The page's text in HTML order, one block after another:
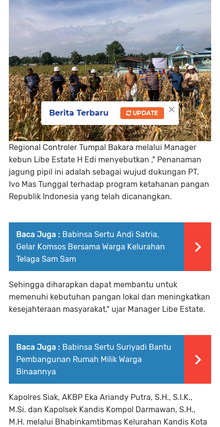
Regional Controler Tumpal Bakara melalui Manager
kebun Libe Estate H Edi menyebutkan ," Penanaman
jagung pipil ini adalah sebagai wujud dukungan PT.
Ivo Mas Tunggal terhadap program ketahanan pangan
Republik Indonesia yang telah dicanangkan.
Baca Juga : Babinsa Sertu Andi Satria,
Gelar Komsos Bersama Warga Kelurahan
Telaga Sam Sam
Sehingga diharapkan dapat membantu untuk
memenuhi kebutuhan pangan lokal dan meningkatkan
kesejahteraan masyarakat," ujar Manager Libe Estate.
Baca Juga : Babinsa Sertu Suriyadi Bantu
Pembangunan Rumah Milik Warga
Binaannya
Kapolres Siak, AKBP Eka Ariandy Putra, S.H., S.I.K.,
M.Si. dan Kapolsek Kandis Kompol Darmawan, S.H.,
M.H. melalui Bhabinkamtibmas Kelurahan Kandis Kota
×
Berita Terbaru UPDATE